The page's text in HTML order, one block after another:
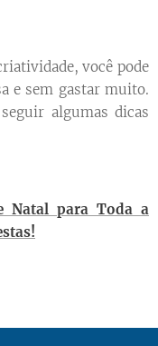
você pode
e sem gastar muito.
algumas dicas
Natal para Toda a